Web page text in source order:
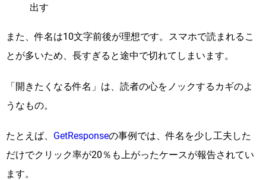
出す
また、件名は10文字前後が理想です。スマホで読まれるこ
とが多いため、長すぎると途中で切れてしまいます。
「開きたくなる件名」は、読者の心をノックするカギのよ
うなもの。
たとえば、 GetResponseの事例では、件名を少し工夫した
だけでクリック率が20％も上がったケースが報告されてい
ます。